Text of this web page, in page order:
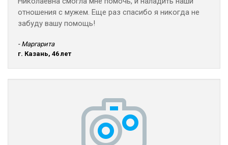
отношения с мужем. Еще раз спасибо я никогда не
забуду вашу помощь!
- Маргарита
г. Казань, 46 лет